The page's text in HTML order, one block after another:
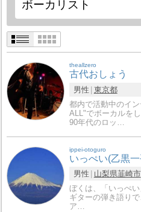
theallzero
古代おしょう
男性 東京都
都内で活動中のイ
ALL"でボーカルを
90年代のロッ…
ippei-otoguro
いっぺい(乙黒
男性 山梨県韮崎市
ぼくは、「いっぺ
ギターの弾き語り
ア…